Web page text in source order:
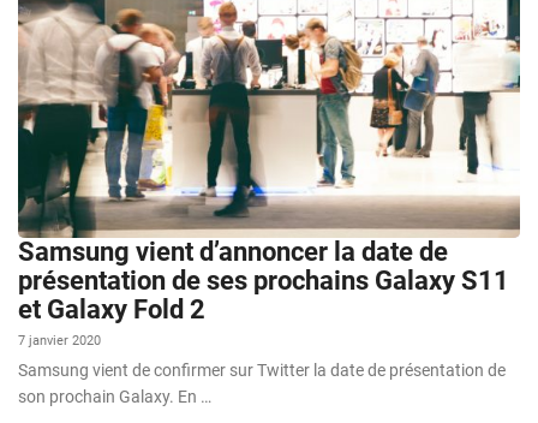
Samsung vient d’annoncer la date de
présentation de ses prochains Galaxy S11
et Galaxy Fold 2
7 janvier 2020
Samsung vient de confirmer sur Twitter la date de présentation de
son prochain Galaxy. En …